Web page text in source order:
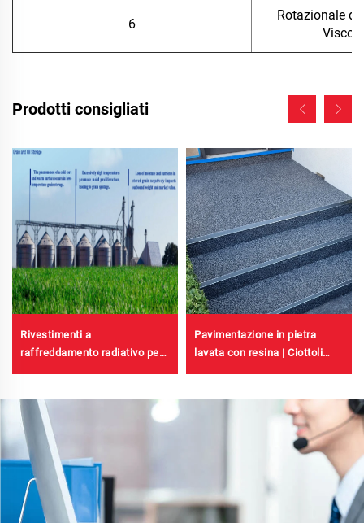
6
Rotazionale
Prodotti consigliati
Rivestimenti a
raffreddamento radiativo per
fabbriche di lastre in acciaio
colorato, serbatoi per
stoccaggio di cereali,
serbatoi per stoccaggio di
petrolio
Pavimentazione in pietra
lavata con resina | Ciottoli
applicazioni commerciali e